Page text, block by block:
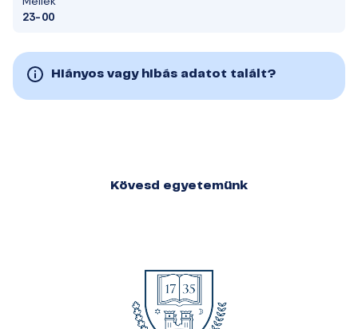
23-00
Hiányos vagy hibás adatot talált?
Kövesd egyetemünk